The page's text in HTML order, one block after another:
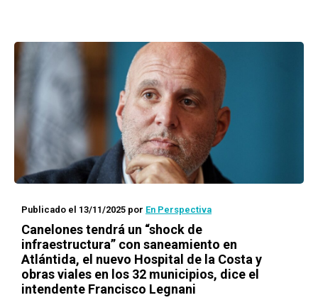
Publicado el 13/11/2025 por En Perspectiva
Canelones tendrá un “shock de
infraestructura” con saneamiento en
Atlántida, el nuevo Hospital de la Costa y
obras viales en los 32 municipios, dice el
intendente Francisco Legnani